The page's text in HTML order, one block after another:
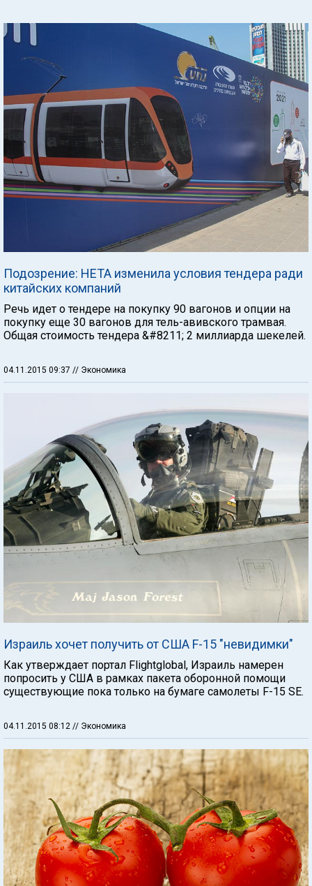
Подозрение: НЕТА изменила условия тендера ради
китайских компаний
Речь идет о тендере на покупку 90 вагонов и опции на
покупку еще 30 вагонов для тель-авивского трамвая.
Общая стоимость тендера &#8211; 2 миллиарда шекелей.
04.11.2015 09:37 // Экономика
Израиль хочет получить от США F-15 "невидимки"
Как утверждает портал Flightglobal, Израиль намерен
попросить у США в рамках пакета оборонной помощи
существующие пока только на бумаге самолеты F-15 SE.
04.11.2015 08:12 // Экономика